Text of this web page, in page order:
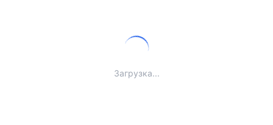
Загрузка...